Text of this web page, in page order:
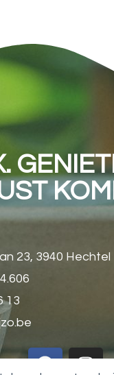
23, 3940 Hechtel
13